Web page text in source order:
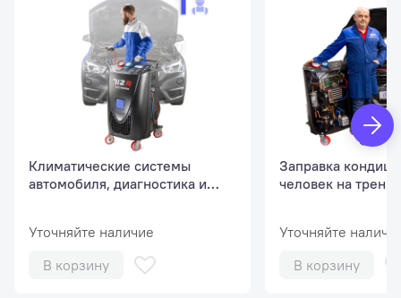
Климатические системы
автомобиля, диагностика и
Уточняйте наличие
В корзину
Заправка
человек на
Уточняйте
В корзину